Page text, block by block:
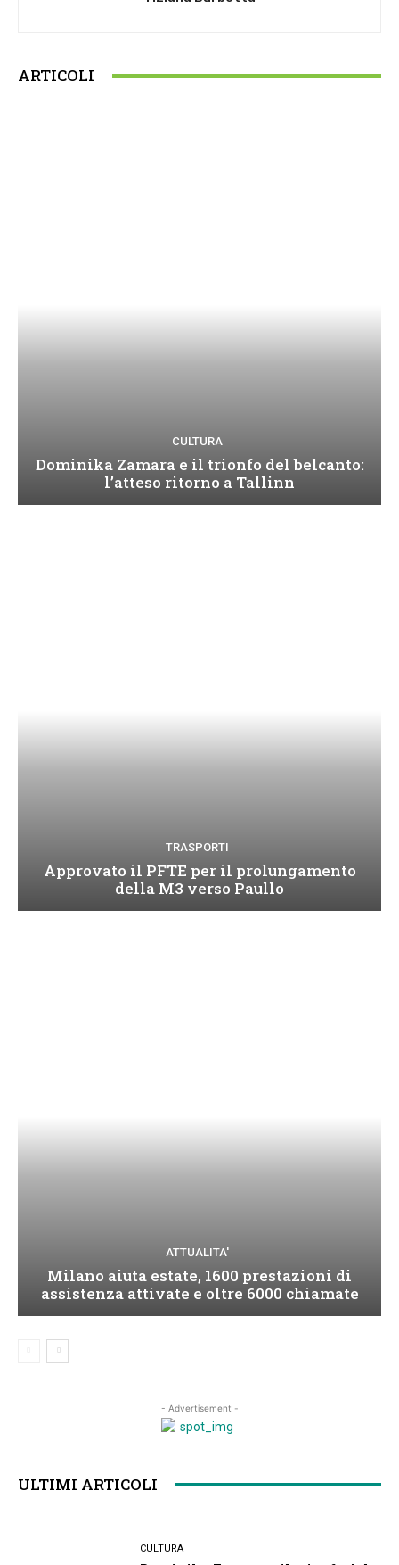
ARTICOLI
CULTURA
Dominika Zamara e il trionfo del belcanto:
l’atteso ritorno a Tallinn
TRASPORTI
Approvato il PFTE per il prolungamento
della M3 verso Paullo
ATTUALITA'
Milano aiuta estate, 1600 prestazioni di
assistenza attivate e oltre 6000 chiamate
- Advertisement -
ULTIMI ARTICOLI
CULTURA